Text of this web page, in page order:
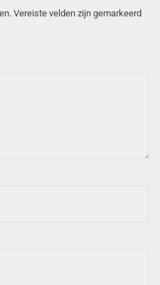
Vereiste velden zijn gemarkeerd